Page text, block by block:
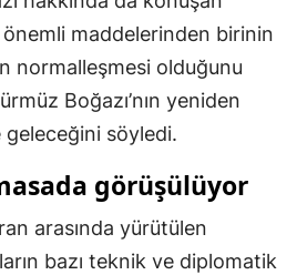
Malatya
Manisa
Kahramanmaraş
Mardin
Muş
önemli maddelerinden birinin
normalleşmesi olduğunu
Boğazı’nın yeniden
geleceğini söyledi.
görüşülüyor
arasında yürütülen
bazı teknik ve diplomatik